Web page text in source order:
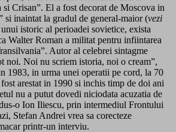
Crisan”. El a fost decorat de Moscova in
si inaintat la gradul de general-maior (vezi
istoric al perioadei sovietice, exista
Walter Roman a militat pentru infiintarea
Autor al celebrei sintagme
noi. Noi nu scriem istoria, noi o cream”,
1983, in urma unei operatii pe cord, la 70
arestat in 1990 si inchis timp de doi ani
nu a putut dovedi niciodata acuzatia de
o Ion Iliescu, prin intermediul Frontului
Stefan Andrei vrea sa corecteze
printr-un interviu.